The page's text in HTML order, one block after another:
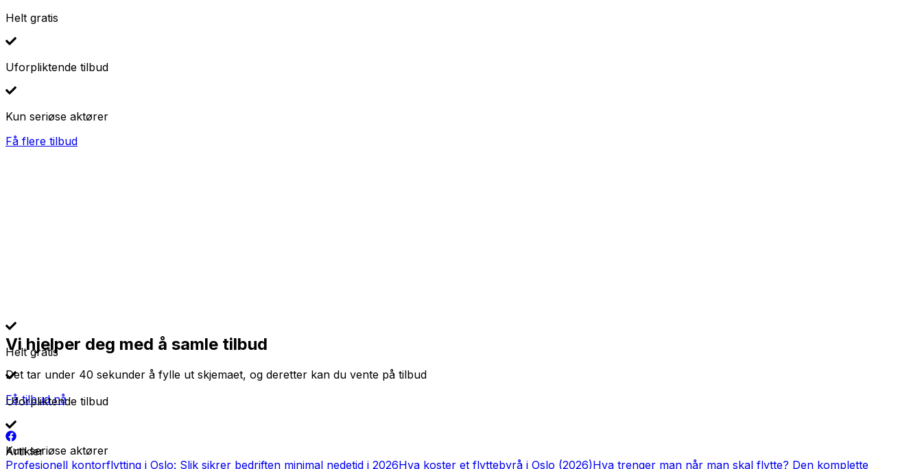
Helt gratis
Uforpliktende tilbud
Kun seriøse aktører
Få flere tilbud
Helt gratis
Uforpliktende tilbud
Kun seriøse aktører
Vi hjelper deg med å samle tilbud
Det tar under 40 sekunder å fylle ut skjemaet, og deretter kan du vente på tilbud
Få tilbud nå
Artikler
Profesjonell kontorflytting i Oslo: Slik sikrer bedriften minimal nedetid i 2026Hva koster et flyttebyrå i Oslo (2026)Hva trenger man når man skal flytte? Den komplette